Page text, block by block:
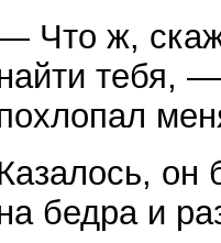
Что ж,
тебя,
он
бедра и